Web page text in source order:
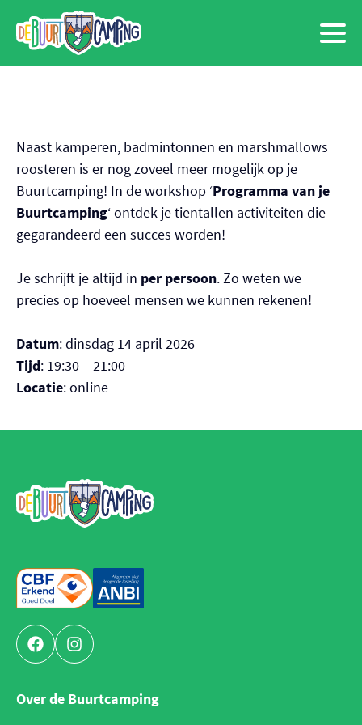
naar
Kom organiseren
Over de Buurtcamping
Doneren
De Buurt
Nederlands
Naast kamperen, badmintonnen en marshmallows
roosteren is er nog zoveel meer mogelijk op je
Buurtcamping! In de workshop ‘Programma van je
Buurtcamping‘ ontdek je tientallen activiteiten die
gegarandeerd een succes worden!
Je schrijft je altijd in per persoon. Zo weten we
precies op hoeveel mensen we kunnen rekenen!
Datum: dinsdag 14 april 2026
Tijd: 19:30 – 21:00
Locatie: online
FacebookInstagram
Over de Buurtcamping